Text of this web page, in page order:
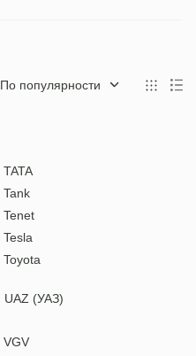
По популярности
TATA
Tank
Tenet
Tesla
Toyota
UAZ (УАЗ)
VGV